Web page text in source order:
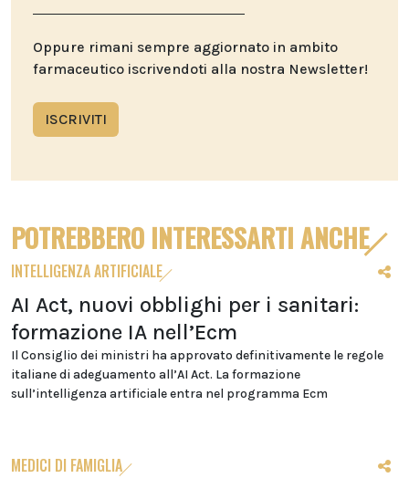
Oppure rimani sempre aggiornato in ambito
farmaceutico iscrivendoti alla nostra Newsletter!
ISCRIVITI
POTREBBERO INTERESSARTI ANCHE
INTELLIGENZA ARTIFICIALE
AI Act, nuovi obblighi per i sanitari:
formazione IA nell’Ecm
Il Consiglio dei ministri ha approvato definitivamente le regole
italiane di adeguamento all’AI Act. La formazione
sull’intelligenza artificiale entra nel programma Ecm
MEDICI DI FAMIGLIA